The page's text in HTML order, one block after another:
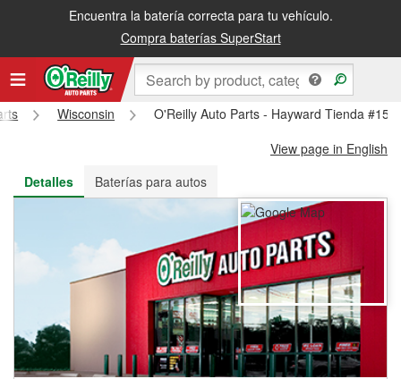
Encuentra la batería correcta para tu vehículo.
Compra baterías SuperStart
Recibe tu orden gratis al día siguiente o recógela en la tienda
Wisconsin
O'Reilly Auto Parts - Hayward Tienda
View page in English
Detalles
Baterías para autos